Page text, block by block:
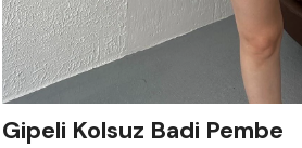
Gipeli Kolsuz Badi Pembe